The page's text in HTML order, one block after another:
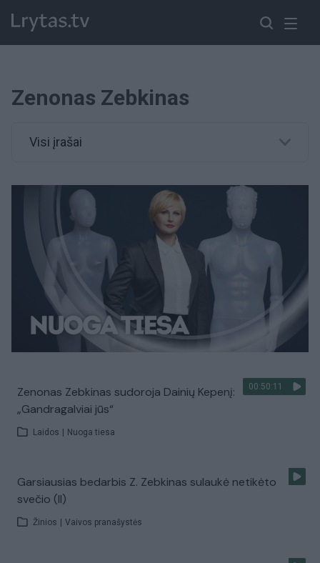
Zenonas Zebkinas
Visi įrašai
00:50:11
Zenonas Zebkinas sudoroja Dainių Kepenį:
„Gandragalviai jūs“
Laidos Nuoga tiesa
Garsiausias bedarbis Z. Zebkinas sulaukė netikėto
svečio (II)
Žinios Vaivos pranašystės